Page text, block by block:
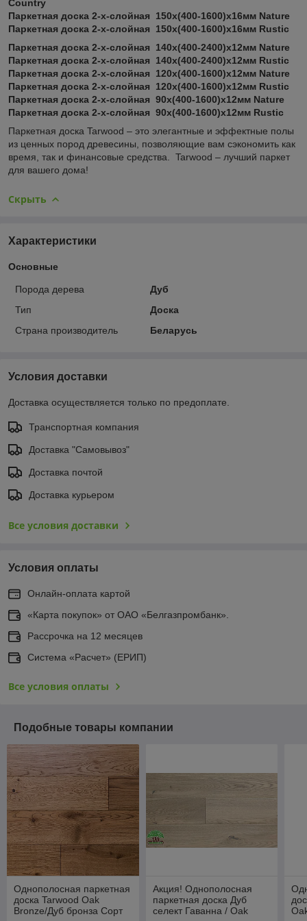
Country
Паркетная доска 2-х-слойная 150x(400-1600)х16мм Nature
Паркетная доска 2-х-слойная 150x(400-1600)х16мм Rustic
Паркетная доска 2-х-слойная 140x(400-2400)х12мм Nature
Паркетная доска 2-х-слойная 140x(400-2400)х12мм Rustic
Паркетная доска 2-х-слойная 120x(400-1600)х12мм Nature
Паркетная доска 2-х-слойная 120x(400-1600)х12мм Rustic
Паркетная доска 2-х-слойная 90x(400-1600)х12мм Nature
Паркетная доска 2-х-слойная 90x(400-1600)х12мм Rustic
Паркетная доска Tarwood – это элегантные и эффектные полы
из ценных пород древесины, позволяющие вам сэкономить как
время, так и финансовые средства. Tarwood – лучший паркет
для вашего дома!
Скрыть
Характеристики
Основные
Порода дерева
Дуб
Тип
Доска
Страна производитель
Беларусь
Условия доставки
Доставка осуществляется только по предоплате.
Транспортная компания
Доставка "Самовывоз"
Доставка почтой
Доставка курьером
Все условия доставки
Условия оплаты
Онлайн-оплата картой
«Карта покупок» от ОАО «Белгазпромбанк».
Рассрочка на 12 месяцев
Система «Расчет» (ЕРИП)
Все условия оплаты
Подобные товары компании
Однополосная паркетная
доска Tarwood Oak
Bronze/Дуб бронза Сорт
Акция! Однополосная
паркетная доска Дуб
селект Гаванна / Oak